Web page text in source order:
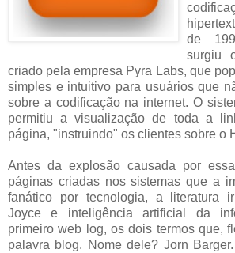
de
surgiu
criado pela empresa Pyra Labs, que
simples e intuitivo para usuários que
sobre a codificação na internet. O
permitiu a visualização de toda a
página, "instruindo" os clientes sobre o
Antes da explosão causada por
páginas criadas nos sistemas que a
fanático por tecnologia, a literatura
Joyce e inteligência artificial da
primeiro web log, os dois termos que,
palavra blog. Nome dele? Jorn